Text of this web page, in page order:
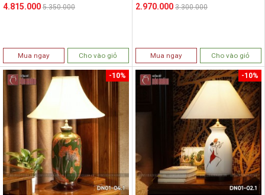
4.815.000 5.350.000
Mua ngay Cho vào giỏ
2.970.000 3.300.000
Mua ngay Cho vào giỏ
-10% -10%